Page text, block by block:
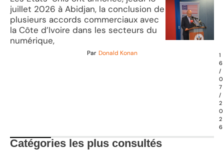
juillet 2026 à Abidjan, la conclusion de
plusieurs accords commerciaux avec
la Côte d’Ivoire dans les secteurs du
numérique,
Par Donald Konan
1
6
/
0
7
/
2
0
2
6
Catégories les plus consultés